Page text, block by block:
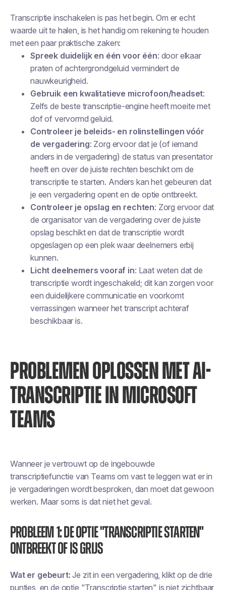
Transcriptie inschakelen is pas het begin. Om er echt
waarde uit te halen, is het handig om rekening te houden
met een paar praktische zaken:
Spreek duidelijk en één voor één: door elkaar
praten of achtergrondgeluid vermindert de
nauwkeurigheid.
Gebruik een kwalitatieve microfoon/headset:
Zelfs de beste transcriptie-engine heeft moeite met
dof of vervormd geluid.
Controleer je beleids- en rolinstellingen vóór
de vergadering: Zorg ervoor dat je (of iemand
anders in de vergadering) de status van presentator
heeft en over de juiste rechten beschikt om de
transcriptie te starten. Anders kan het gebeuren dat
je een vergadering opent en de optie ontbreekt.
Controleer je opslag en rechten: Zorg ervoor dat
de organisator van de vergadering over de juiste
opslag beschikt en dat de transcriptie wordt
opgeslagen op een plek waar deelnemers erbij
kunnen.
Licht deelnemers vooraf in: Laat weten dat de
transcriptie wordt ingeschakeld; dit kan zorgen voor
een duidelijkere communicatie en voorkomt
verrassingen wanneer het transcript achteraf
beschikbaar is.
PROBLEMEN OPLOSSEN MET AI-
TRANSCRIPTIE IN MICROSOFT
TEAMS
Wanneer je vertrouwt op de ingebouwde
transcriptiefunctie van Teams om vast te leggen wat er in
je vergaderingen wordt besproken, dan moet dat gewoon
werken. Maar soms is dat niet het geval.
Probleem 1: De optie "Transcriptie starten"
ontbreekt of is grijs
Wat er gebeurt: Je zit in een vergadering, klikt op de drie
puntjes, en de optie "Transcriptie starten" is niet zichtbaar